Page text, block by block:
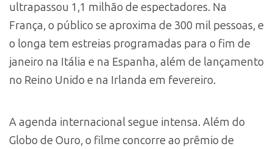
ultrapassou 1,1 milhão de espectadores. Na
França, o público se aproxima de 300 mil pessoas, e
o longa tem estreias programadas para o fim de
janeiro na Itália e na Espanha, além de lançamento
no Reino Unido e na Irlanda em fevereiro.
A agenda internacional segue intensa. Além do
Globo de Ouro, o filme concorre ao prêmio de